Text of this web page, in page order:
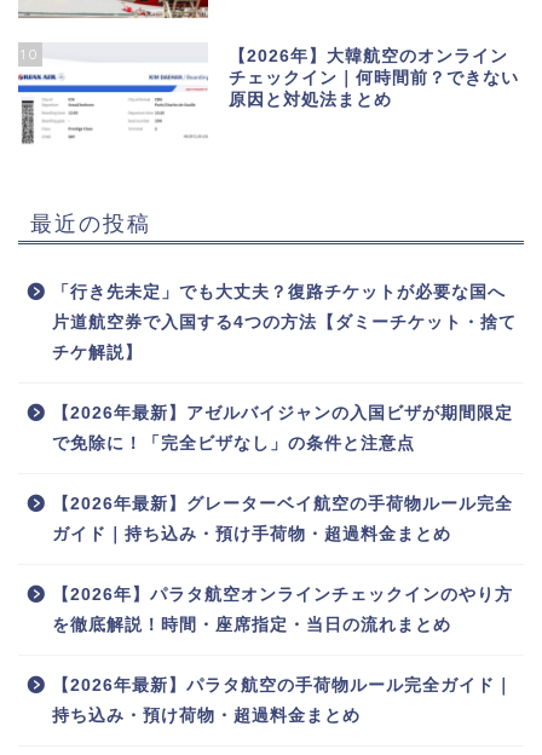
10
【2026年】大韓航空のオンライン
チェックイン｜何時間前？できない
原因と対処法まとめ
最近の投稿
「行き先未定」でも大丈夫？復路チケットが必要な国へ
片道航空券で入国する4つの方法【ダミーチケット・捨て
チケ解説】
【2026年最新】アゼルバイジャンの入国ビザが期間限定
で免除に！「完全ビザなし」の条件と注意点
【2026年最新】グレーターベイ航空の手荷物ルール完全
ガイド｜持ち込み・預け手荷物・超過料金まとめ
【2026年】パラタ航空オンラインチェックインのやり方
を徹底解説！時間・座席指定・当日の流れまとめ
【2026年最新】パラタ航空の手荷物ルール完全ガイド｜
持ち込み・預け荷物・超過料金まとめ